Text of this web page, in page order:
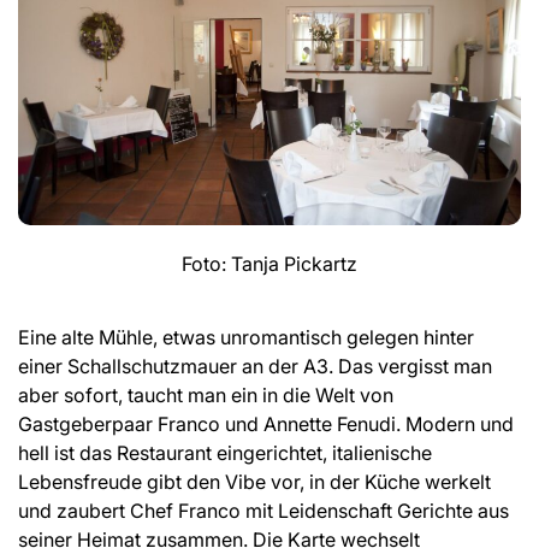
Foto: Tanja Pickartz
Eine alte Mühle, etwas unromantisch gelegen hinter
einer Schallschutzmauer an der A3. Das vergisst man
aber sofort, taucht man ein in die Welt von
Gastgeberpaar Franco und Annette Fenudi. Modern und
hell ist das Restaurant eingerichtet, italienische
Lebensfreude gibt den Vibe vor, in der Küche werkelt
und zaubert Chef Franco mit Leidenschaft Gerichte aus
seiner Heimat zusammen. Die Karte wechselt